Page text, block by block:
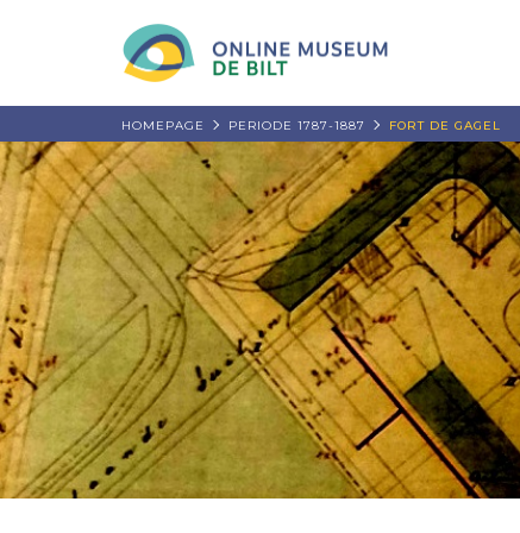
HOMEPAGE PERIODE 1787-1887 FORT DE GAGEL